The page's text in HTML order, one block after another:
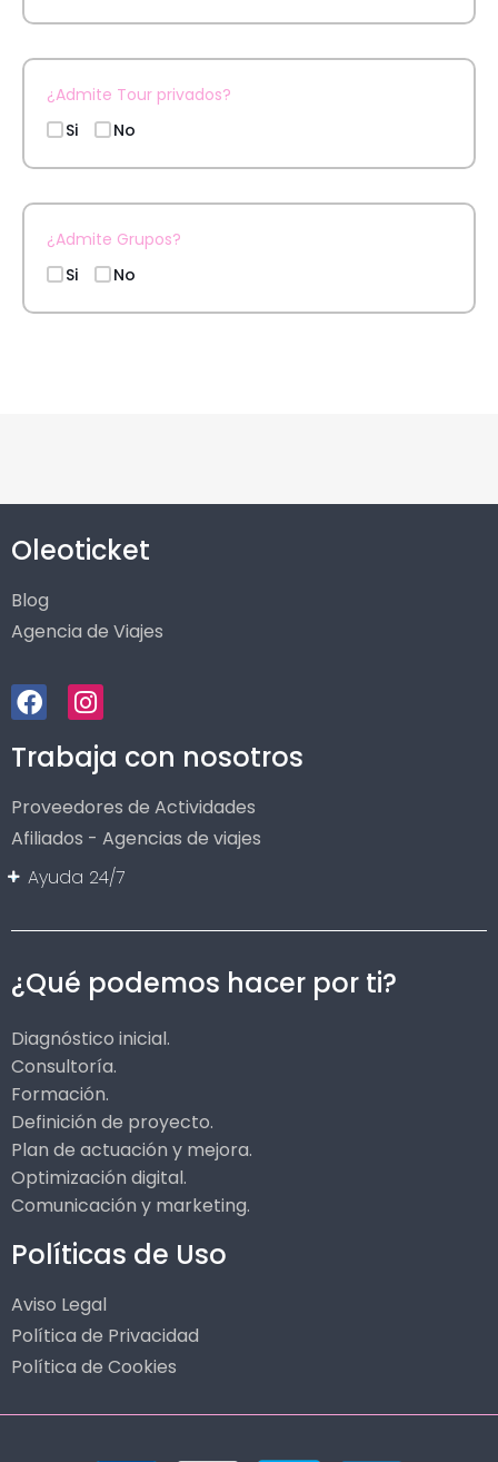
¿Admite Tour privados?
Si
No
¿Admite Grupos?
Si
No
Oleoticket
Blog
Agencia de Viajes
Trabaja con nosotros
Proveedores de Actividades
Afiliados - Agencias de viajes
Ayuda 24/7
¿Qué podemos hacer por ti?
Diagnóstico inicial.
Consultoría.
Formación.
Definición de proyecto.
Plan de actuación y mejora.
Optimización digital.
Comunicación y marketing.
Políticas de Uso
Aviso Legal
Política de Privacidad
Política de Cookies